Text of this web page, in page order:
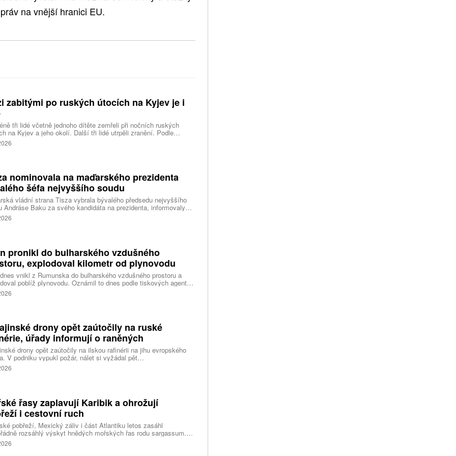
na vnější hranici EU.
zabitými po ruských útocích na Kyjev je i
tři lidé včetně jednoho dítěte zemřeli při nočních ruských
na Kyjev a jeho okolí. Další tři lidé utrpěli zranění. Podle
úřadů Rusové použili mimo jiné balistické rakety.
nominovala na maďarského prezidenta
šéfa nejvyššího soudu
vládní strana Tisza vybrala bývalého předsedu nejvyššího
Andráse Baku za svého kandidáta na prezidenta, informovaly
agentury. Očekává se, že András Baka bude v úterý zvolen v
novou hlavou státu.
pronikl do bulharského vzdušného
explodoval kilometr od plynovodu
vnikl z Rumunska do bulharského vzdušného prostoru a
poblíž plynovodu. Oznámil to dnes podle tiskových agentur
premiér Rumen Radev. Dron podle něj nesl velké množství
píše agentura DPA.
drony opět zaútočily na ruské
úřady informují o raněných
drony opět zaútočily na ilskou rafinérii na jihu evropského
V podniku vypukl požár, nálet si vyžádal pět
informoval krizový štáb Krasnodarského kraje. Další dva lidi
v Zadonsku na Donu, oznámil gubernátor Lipecké oblasti
řasy zaplavují Karibik a ohrožují
i cestovní ruch
pobřeží, Mexický záliv i část Atlantiku letos zasáhl
rozsáhlý výskyt hnědých mořských řas rodu sargassum.
se hromadí miliony tun biomasy, která po vyplavení rychle
zhoršuje kvalitu vody, omezuje život mořských organismů a